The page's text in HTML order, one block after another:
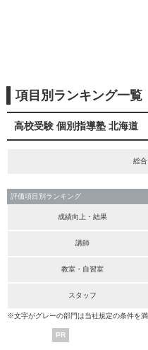
項目別ランキング一覧
高校受験 個別指導塾 北海道
総
評価項目別ランキング
成績向上・結果
講師
教室・自習室
スタッフ
※文字がグレーの部門は当社規定の条件を
PR